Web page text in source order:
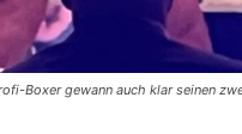
Boxer gewann auch klar seinen